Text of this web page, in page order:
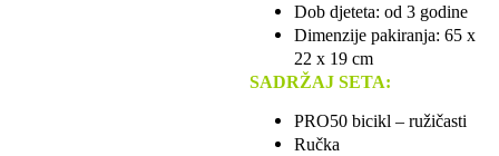
Dob djeteta: od 3 godine
Dimenzije pakiranja: 65 x
22 x 19 cm
SADRŽAJ SETA:
PRO50 bicikl – ružičasti
Ručka